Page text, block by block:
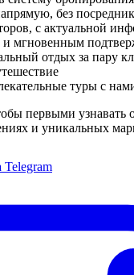
без
с актуальной
мгновенным
отдых за пару
туры с
первыми узнавать
и уникальных
Telegram